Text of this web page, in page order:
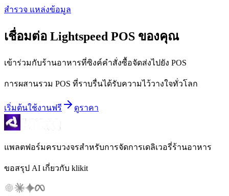
สำรวจ แหล่งข้อมูล
เชื่อมต่อ Lightspeed POS ของคุณ
เข้าร่วมกับร้านอาหารที่ซิงค์คำสั่งซื้อจัดส่งไปยัง POS
การผสานรวม POS ที่ราบรื่นได้รับความไว้วางใจทั่วโลก
เริ่มต้นใช้งานฟรี ดูราคา
แพลตฟอร์มครบวงจรสำหรับการจัดการเดลิเวอรี่ร้านอาหาร
ขอสรุป AI เกี่ยวกับ klikit